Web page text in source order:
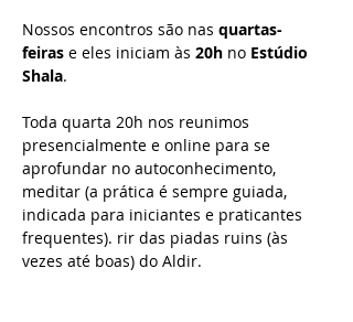
Nossos encontros são nas quartas-
feiras e eles iniciam às 20h no Estúdio
Shala.
Toda quarta 20h nos reunimos
presencialmente e online para se
aprofundar no autoconhecimento,
meditar (a prática é sempre guiada,
indicada para iniciantes e praticantes
frequentes). rir das piadas ruins (às
vezes até boas) do Aldir.